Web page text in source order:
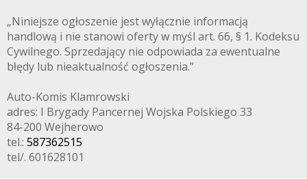
„Niniejsze ogłoszenie jest wyłącznie informacją
handlową i nie stanowi oferty w myśl art. 66, § 1. Kodeksu
Cywilnego. Sprzedający nie odpowiada za ewentualne
błędy lub nieaktualność ogłoszenia.”
Auto-Komis Klamrowski
adres: I Brygady Pancernej Wojska Polskiego 33
84-200 Wejherowo
tel.: 587362515
tel/. 601628101